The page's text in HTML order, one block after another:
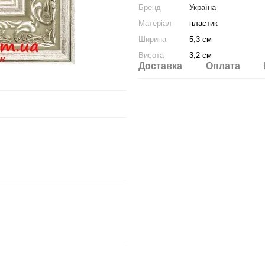
Бренд
Україна
Матеріал
пластик
Ширина
5,3 см
Висота
3,2 см
Доставка Оплата